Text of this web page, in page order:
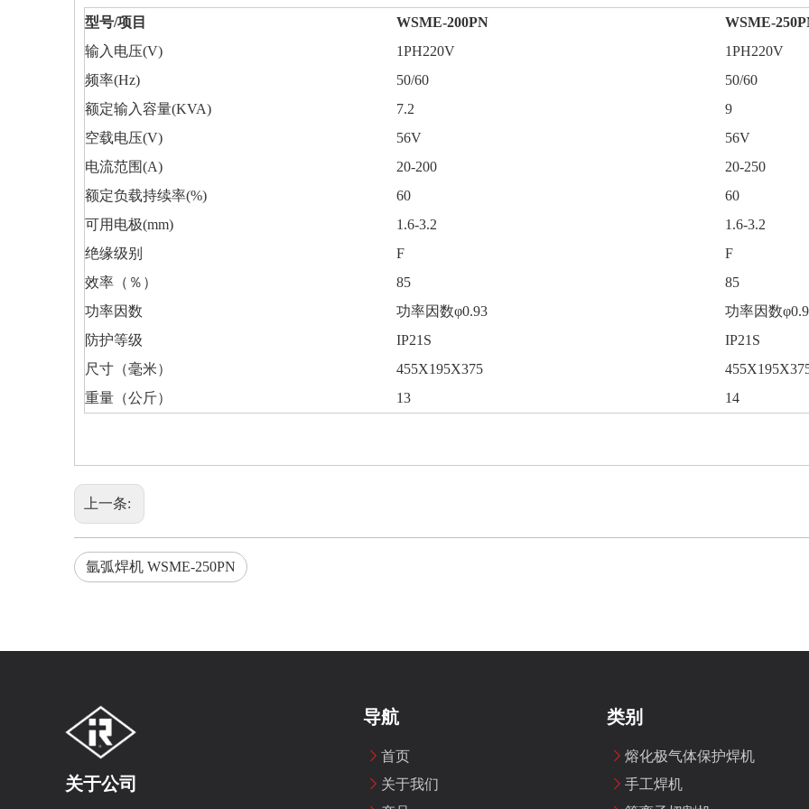
型号/项目 WSME-200PN
WSME-
输入电压(V)
1PH220V
1PH220V
频率(Hz)
50/60
50/60
额定输入容量(KVA)
7.2
9
空载电压(V)
56V
56V
电流范围(A)
20-200
20-250
额定负载持续率(%)
60
60
可用电极(mm)
1.6-3.2
1.6-3.2
绝缘级别
F
F
效率（％）
85
85
功率因数
功率因数φ0.93
功率因数
防护等级
IP21S
IP21S
尺寸（毫米）
455X195X375
重量（公斤）
13 14
上一条:
氩弧焊机 WSME-250PN
关于公司
导航
首页
关于我们
类别
熔化极气体保护焊机
手工焊机